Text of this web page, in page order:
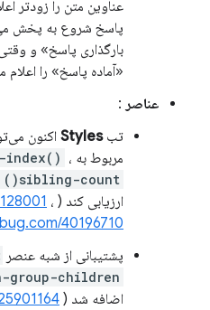
عناوین متن را زودتر
پاسخ شروع به پخش
بارگذاری پاسخ» و
«آماده پاسخ» را اعلام
عناصر :
تبStyles
مربوط به ،
sibling-count()
ارزیابی کند ( ،
40196710
پشتیبانی از شبه عنصر
group-children
اضافه شد (